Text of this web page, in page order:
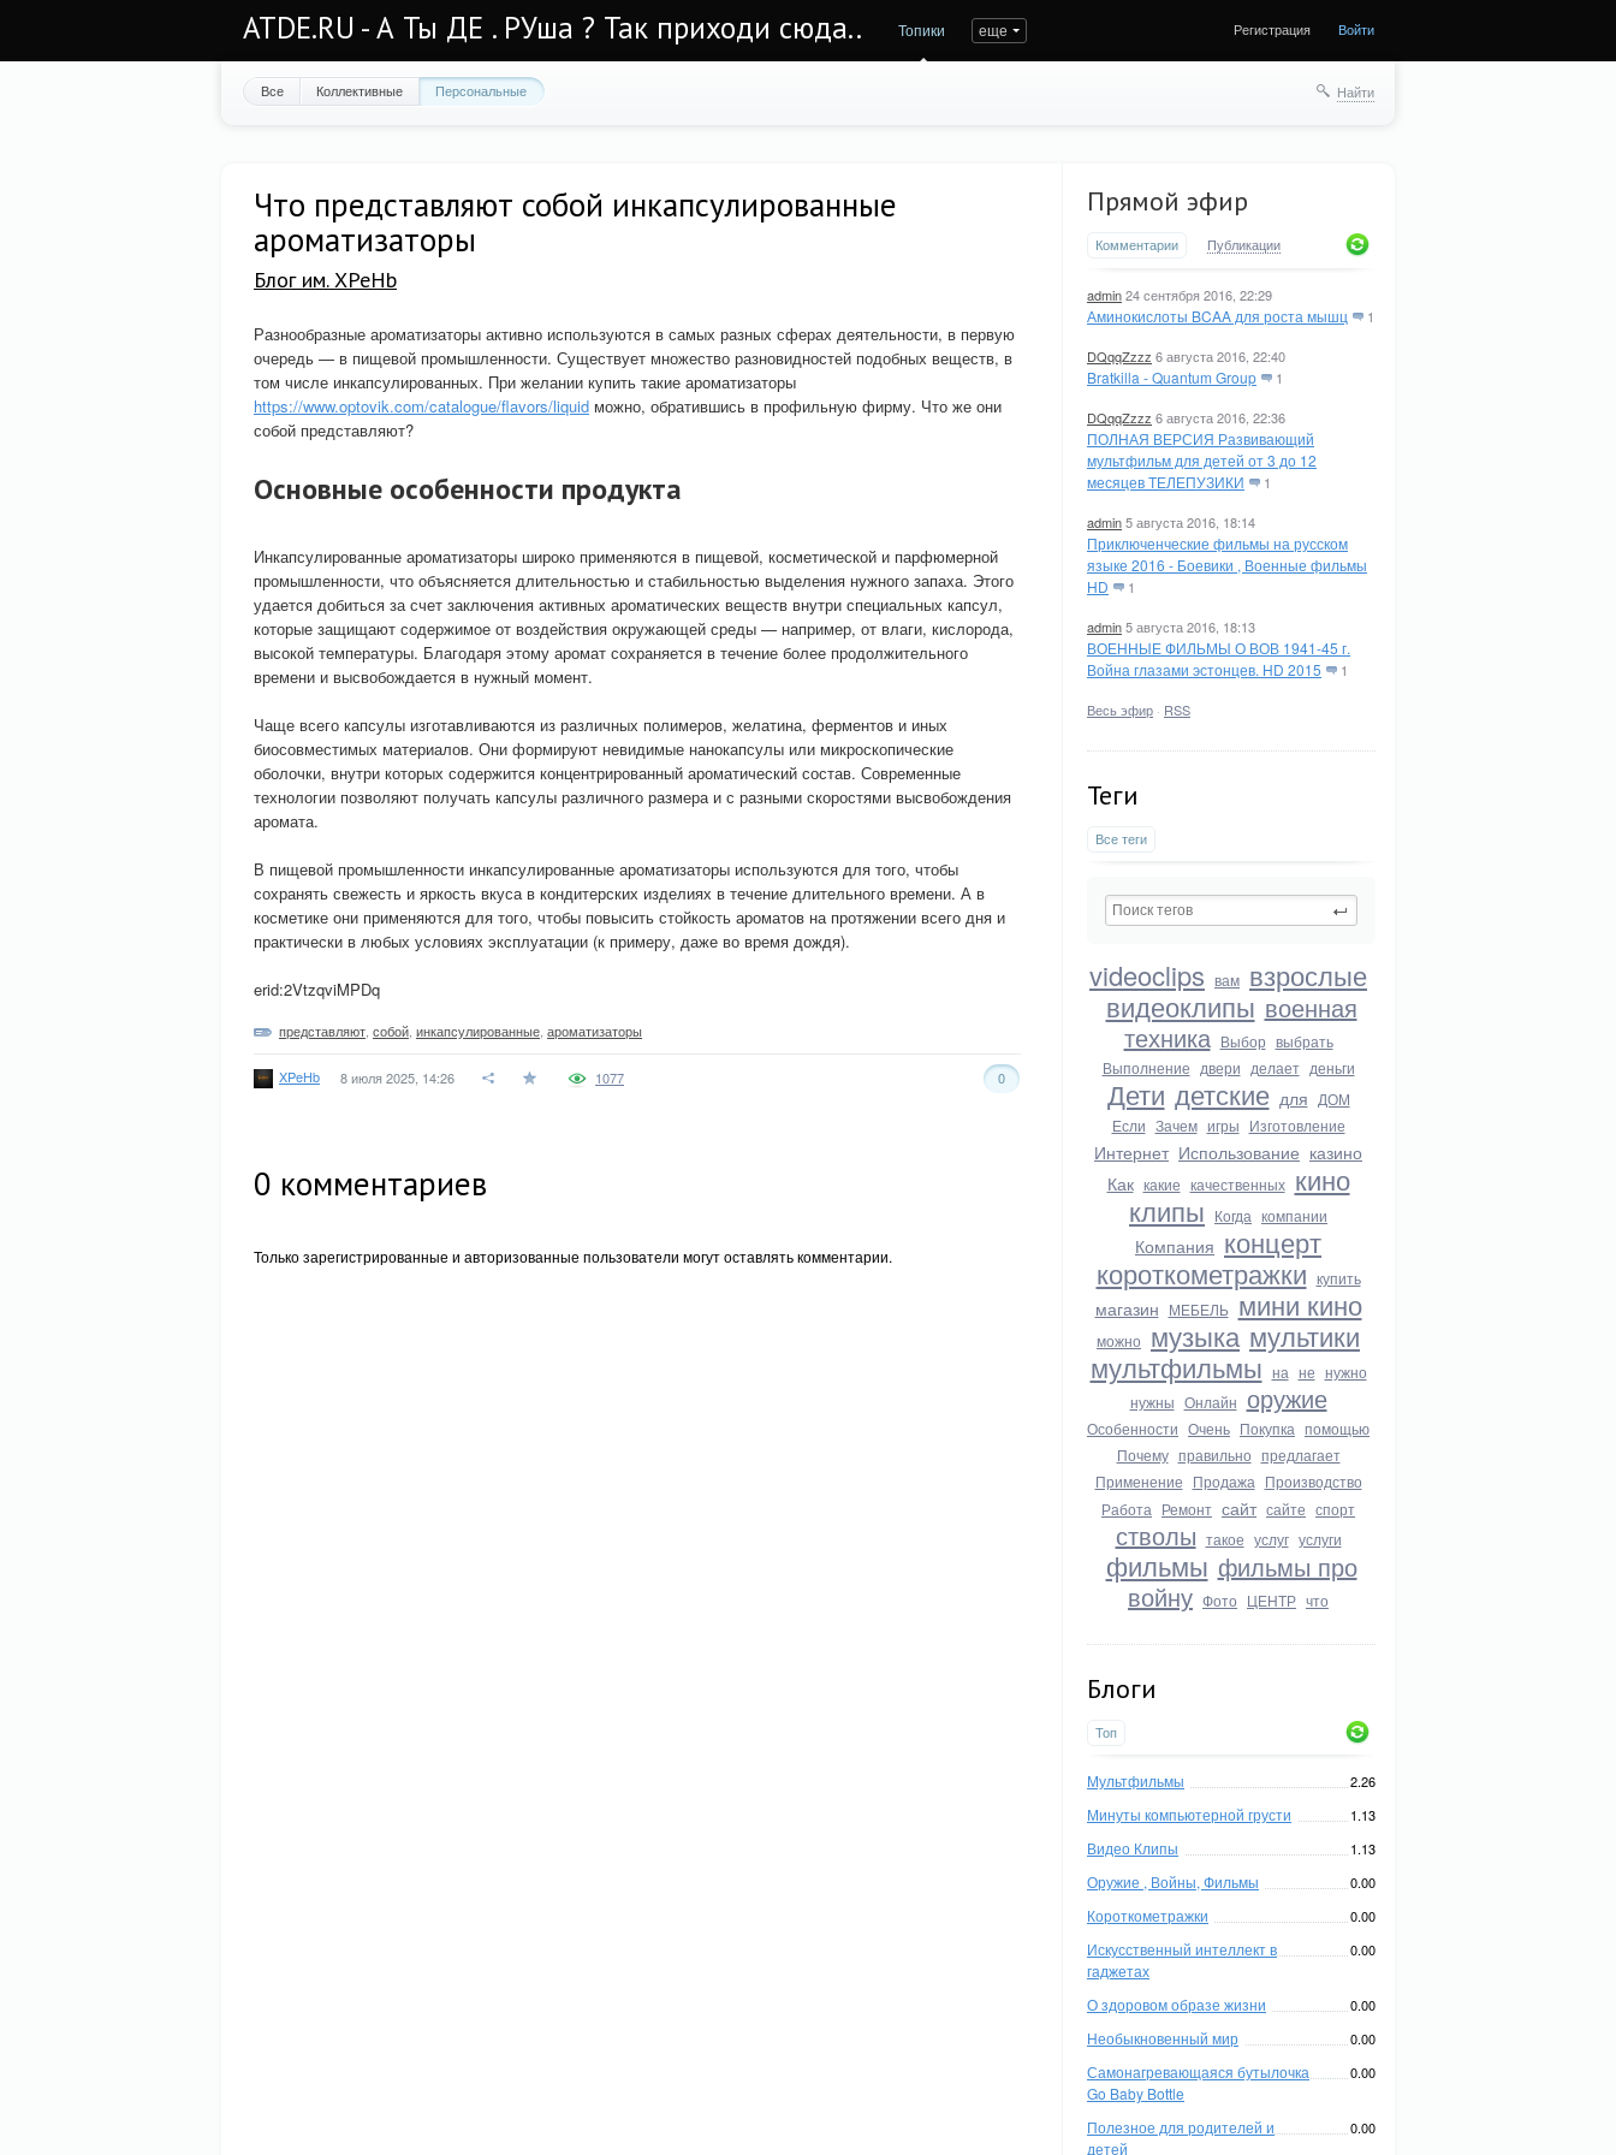
ATDE.RU - А Ты ДЕ . РУша ? Так приходи сюда.. Топики еще Регистрация Войти
Все Коллективные Персональные Найти
Прямой эфир
Комментарии Публикации
admin24 сентября 2016, 22:29
Аминокислоты BCAA для роста мышц 1
DQqqZzzz 6 августа 2016, 22:40
Bratkilla - Quantum Group 1
DQqqZzzz 6 августа 2016, 22:36
ПОЛНАЯ ВЕРСИЯ Развивающий
мультфильм для детей от 3 до 12
месяцев ТЕЛЕПУЗИКИ
1
admin5 августа 2016, 18:14
Приключенческие фильмы на русском
языке 2016 - Боевики , Военные фильмы
HD
1
admin5 августа 2016, 18:13
ВОЕННЫЕ ФИЛЬМЫ О ВОВ 1941-45 г.
Война глазами эстонцев. HD 2015
1
Весь эфир · RSS
Теги
Все теги
videoclips вам взрослые
видеоклипы военная
техника Выбор выбрать
Выполнение двери делает деньги
Дети детские для ДОМ
Если Зачем игры Изготовление
Интернет Использование казино
Как какие качественных кино
клипы Когда компании
Компания концерт
короткометражки купить
магазин МЕБЕЛЬ мини кино
можно музыка мультики
мультфильмы на не нужно
нужны Онлайн оружие
Особенности Очень Покупка помощью
Почему правильно предлагает
Применение Продажа Производство
Работа Ремонт сайт сайте спорт
стволы такое услуг услуги
фильмы фильмы про
войну Фото ЦЕНТР что
Блоги
Топ
Мультфильмы 2.26
Минуты компьютерной грусти 1.13
Видео Клипы 1.13
Оружие , Войны, Фильмы 0.00
Короткометражки 0.00
Искусственный интеллект в
гаджетах
0.00
О здоровом образе жизни 0.00
Необыкновенный мир 0.00
Самонагревающаяся бутылочка
Go Baby Bottle
0.00
Полезное для родителей и
детей
0.00
Что представляют собой инкапсулированные
ароматизаторы
Блог им. XPeHb
Разнообразные ароматизаторы активно используются в самых разных сферах деятельности, в первую
очередь — в пищевой промышленности. Существует множество разновидностей подобных веществ, в
том числе инкапсулированных. При желании купить такие ароматизаторы
https://www.optovik.com/catalogue/flavors/liquid можно, обратившись в профильную фирму. Что же они
собой представляют?
Основные особенности продукта
Инкапсулированные ароматизаторы широко применяются в пищевой, косметической и парфюмерной
промышленности, что объясняется длительностью и стабильностью выделения нужного запаха. Этого
удается добиться за счет заключения активных ароматических веществ внутри специальных капсул,
которые защищают содержимое от воздействия окружающей среды — например, от влаги, кислорода,
высокой температуры. Благодаря этому аромат сохраняется в течение более продолжительного
времени и высвобождается в нужный момент.
Чаще всего капсулы изготавливаются из различных полимеров, желатина, ферментов и иных
биосовместимых материалов. Они формируют невидимые нанокапсулы или микроскопические
оболочки, внутри которых содержится концентрированный ароматический состав. Современные
технологии позволяют получать капсулы различного размера и с разными скоростями высвобождения
аромата.
В пищевой промышленности инкапсулированные ароматизаторы используются для того, чтобы
сохранять свежесть и яркость вкуса в кондитерских изделиях в течение длительного времени. А в
косметике они применяются для того, чтобы повысить стойкость ароматов на протяжении всего дня и
практически в любых условиях эксплуатации (к примеру, даже во время дождя).
erid:2VtzqviMPDq
представляют собой инкапсулированные ароматизаторы
XPeHb 8 июля 2025, 14:26 0
1077
0 комментариев
Только зарегистрированные и авторизованные пользователи могут оставлять комментарии.